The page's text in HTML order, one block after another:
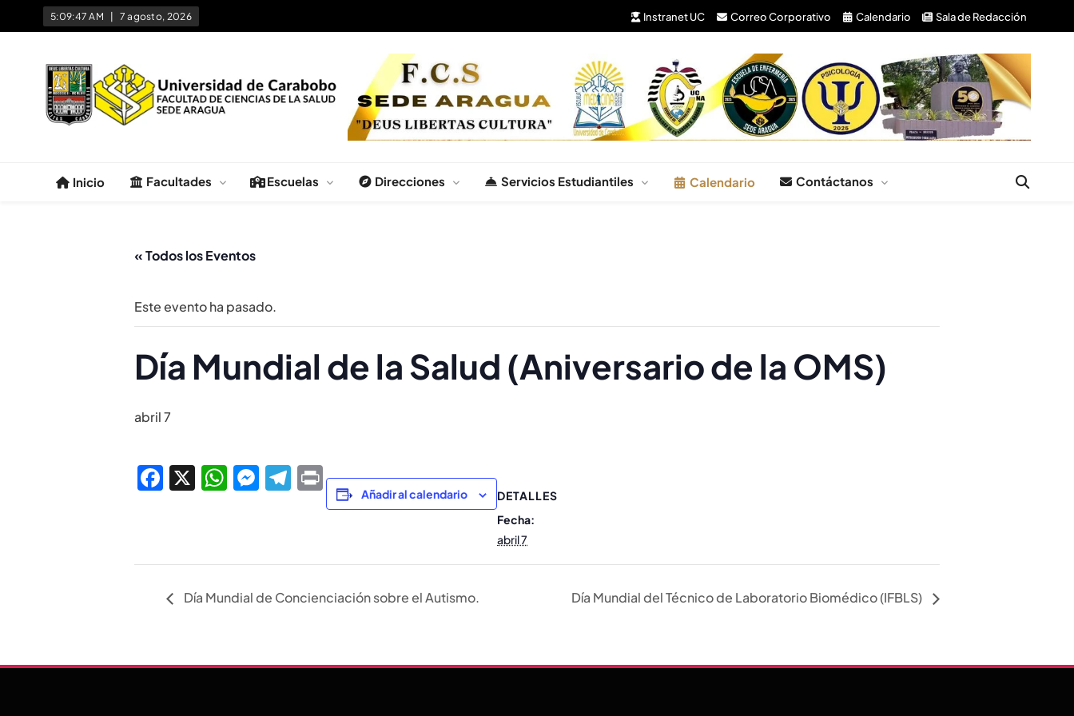
5:09:47 AM 7 agosto, 2026 Instranet UC Correo Corporativo Calendario Sala de Redacción
Facultad de Ciencias de la Salud
Inicio Facultades Escuelas Direcciones Servicios Estudiantiles Calendario Contáctanos
« Todos los Eventos
Este evento ha pasado.
Día Mundial de la Salud (Aniversario de la OMS)
abril 7
Facebook
X WhatsApp
Messenger
Telegram
PrintAñadir al calendario
DETALLES
Fecha:
abril 7
Día Mundial de Concienciación sobre el Autismo. Día Mundial del Técnico de Laboratorio Biomédico (IFBLS)